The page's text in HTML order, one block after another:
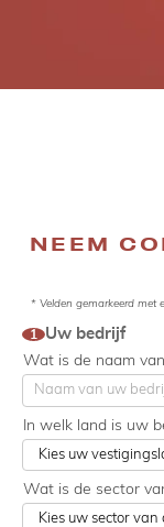
NEEM
Contact
customs
2025
* Velden gemarkeerd met
1 Uw bedrijf
Wat is de naam
In welk land is uw
Wat is de sector